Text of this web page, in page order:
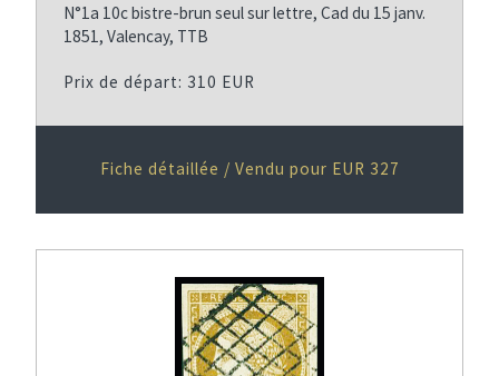
N°1a 10c bistre-brun seul sur lettre, Cad du 15 janv.
1851, Valencay, TTB
Prix de départ: 310 EUR
Fiche détaillée / Vendu pour EUR 327